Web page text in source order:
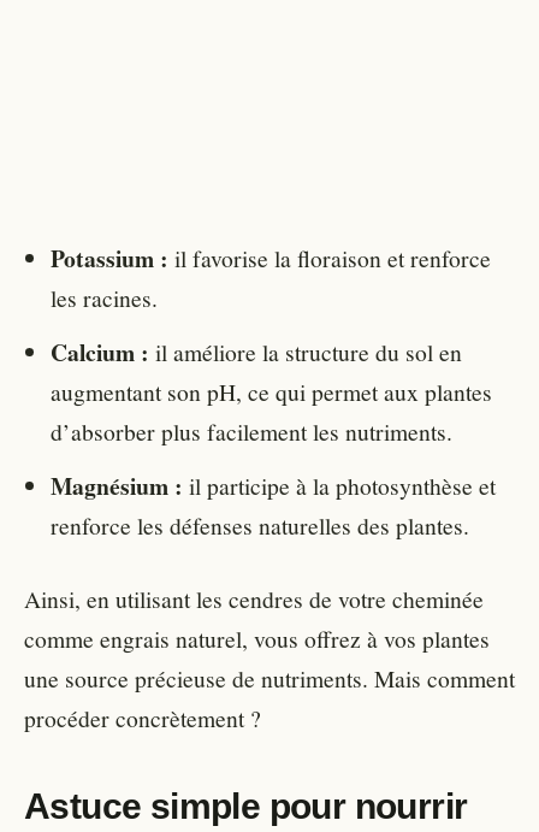
Potassium : il favorise la floraison et renforce
les racines.
Calcium : il améliore la structure du sol en
augmentant son pH, ce qui permet aux plantes
d’absorber plus facilement les nutriments.
Magnésium : il participe à la photosynthèse et
renforce les défenses naturelles des plantes.
Ainsi, en utilisant les cendres de votre cheminée
comme engrais naturel, vous offrez à vos plantes
une source précieuse de nutriments. Mais comment
procéder concrètement ?
Astuce simple pour nourrir